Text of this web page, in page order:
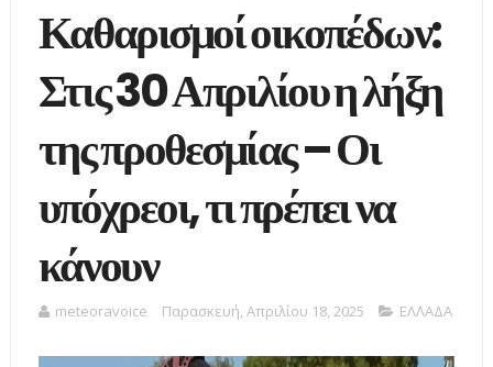
Καθαρισμοί οικοπέδων:
Στις 30 Απριλίου η λήξη
της προθεσμίας – Οι
υπόχρεοι, τι πρέπει να
κάνουν
meteoravoice Παρασκευή, Απριλίου 18, 2025 ΕΛΛΑΔΑ